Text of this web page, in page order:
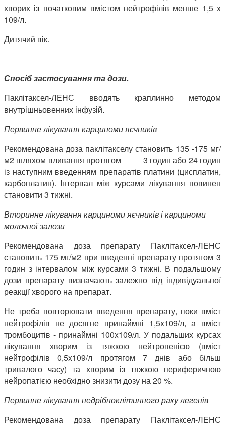
хворих із початковим вмістом нейтрофілів менше 1,5 x
109/л.
Дитячий вік.
Спосіб застосування та дози.
Паклітаксел-ЛЕНС вводять краплинно методом
внутрішньовенних інфузій.
Первинне лікування карциноми яєчників
Рекомендована доза паклітакселу становить 135 -175 мг/
м2 шляхом вливання протягом 3 годин або 24 годин
із наступним введенням препаратів платини (цисплатин,
карбоплатин). Інтервал між курсами лікування повинен
становити 3 тижні.
Вторинне лікування карциноми яєчників і карциноми
молочної залози
Рекомендована доза препарату Паклітаксел-ЛЕНС
становить 175 мг/м2 при введенні препарату протягом 3
годин з інтервалом між курсами 3 тижні. В подальшому
дози препарату визначають залежно від індивідуальної
реакції хворого на препарат.
Не треба повторювати введення препарату, поки вміст
нейтрофілів не досягне принаймні 1,5x109/л, а вміст
тромбоцитів - принаймні 100x109/л. У подальших курсах
лікування хворим із тяжкою нейтропенією (вміст
нейтрофілів 0,5x109/л протягом 7 днів або більш
тривалого часу) та хворим із тяжкою периферичною
нейропатією необхідно знизити дозу на 20 %.
Первинне лікування недрібноклітинного раку легенів
Рекомендована доза препарату Паклітаксел-ЛЕНС